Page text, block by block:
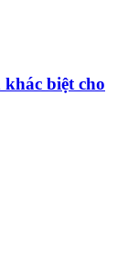
biệt cho